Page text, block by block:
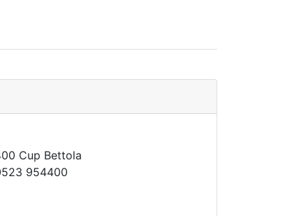
Cup Bettola
954400